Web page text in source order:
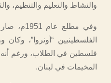
والنشاط والتعليم والتنظيم،
وفي مطلع
الفلسطينيين “أونروا”،
فلسطين في الطلاب، ورغم
المخيمات في لبنان.